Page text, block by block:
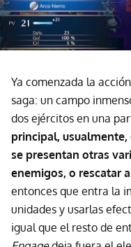
Ya comenzada la
saga: un campo
dos ejércitos en una
principal, usualmente,
se presentan otras
enemigos, o rescatar
entonces que entra la
unidades y usarlas
igual que el resto de